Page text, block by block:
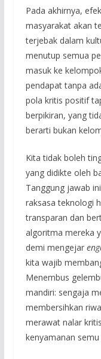
Pada akhirnya,
masyarakat akan
terjebak dalam
menutup semua
masuk ke
pendapat tanpa
pola kritis positif
berpikiran, yang
berarti bukan
Kita tidak boleh
yang didikte oleh
Tanggung jawab
raksasa teknologi
transparan dan
algoritma mereka
demi mengejar
kita wajib
Menembus
mandiri: sengaja
membersihkan
merawat nalar
kenyamanan